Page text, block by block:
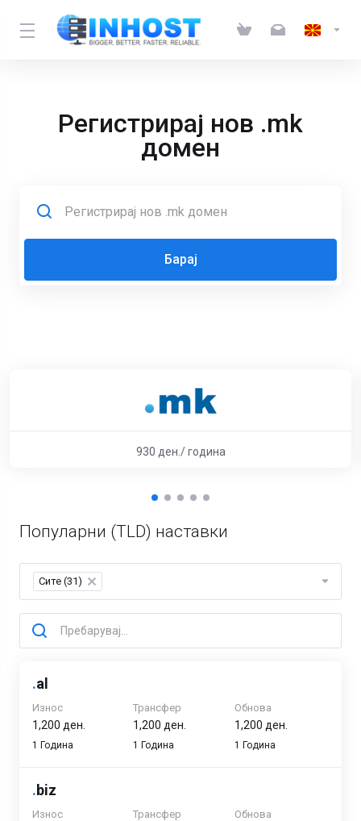
Регистрирај нов .mk
домен
Барај
930 ден./ година
Популарни (TLD) наставки
Сите (31) ×
.al
Износ
1,200 ден.
1 Година
Трансфер
1,200 ден.
1 Година
Обнова
1,200 ден.
1 Година
.biz
Износ Трансфер Обнова